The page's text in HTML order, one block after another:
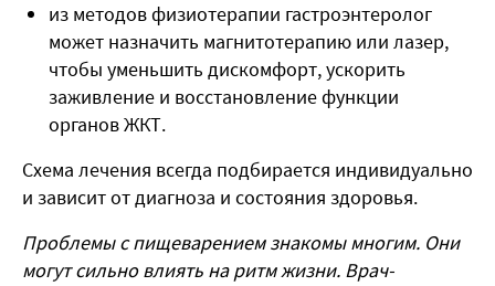
из методов физиотерапии гастроэнтеролог
может назначить магнитотерапию или лазер,
чтобы уменьшить дискомфорт, ускорить
заживление и восстановление функции
органов ЖКТ.
Схема лечения всегда подбирается индивидуально
и зависит от диагноза и состояния здоровья.
Проблемы с пищеварением знакомы многим. Они
могут сильно влиять на ритм жизни. Врач-